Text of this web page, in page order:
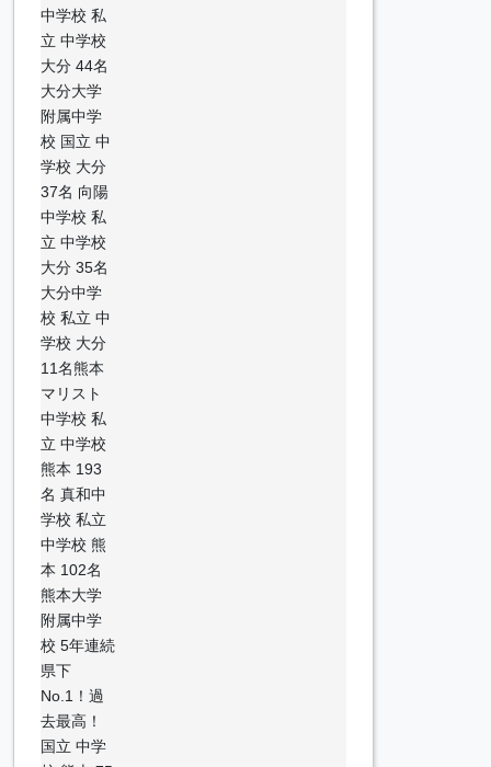
中学校 私
立 中学校
大分 44名
大分大学
附属中学
校 国立 中
学校 大分
37名 向陽
中学校 私
立 中学校
大分 35名
大分中学
校 私立 中
学校 大分
11名熊本
マリスト
中学校 私
立 中学校
熊本 193
名 真和中
学校 私立
中学校 熊
本 102名
熊本大学
附属中学
校 5年連続
県下
No.1！過
去最高！
国立 中学